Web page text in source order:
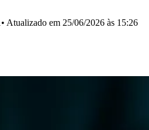
• Atualizado em 25/06/2026 às 15:26